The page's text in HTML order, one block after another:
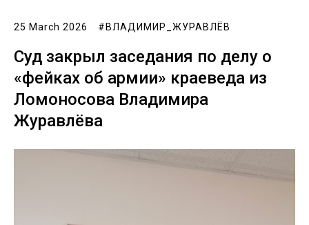
25 March 2026 #ВЛАДИМИР_ЖУРАВЛЁВ
Суд закрыл заседания по делу о
«фейках об армии» краеведа из
Ломоносова Владимира
Журавлёва